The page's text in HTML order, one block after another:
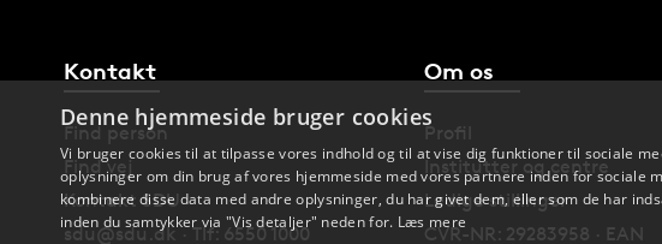
Kontakt
Find person
Find vej
Kontakt SDU
sdu@sdu.dk · Tlf: 6550 1000
Om os
Profil
Institutter og centre
Ledige stillinger
CVR-NR: 29283958 · EAN
Denne hjemmeside bruger cookies
Vi bruger cookies til at tilpasse vores indhold og til at vise dig funktioner til sociale
oplysninger om din brug af vores hjemmeside med vores partnere inden for sociale
kombinere disse data med andre oplysninger, du har givet dem, eller som de har
inden du samtykker via "Vis detaljer" neden for. Læs mere